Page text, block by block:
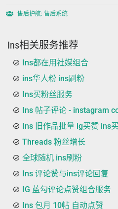
售后护航: 售后系统
Ins相关服务推荐
Ins都在用社媒组合
ins华人粉 ins刷粉
Ins买粉丝服务
Ins 帖子评论 - instagram
Ins 旧作品批量 ig买赞 ins
Threads 粉丝增长
全球随机 ins刷粉
Ins 评论赞与ins评论回复
IG 蓝勾评论点赞组合服务
Ins 包月 10帖 自动点赞